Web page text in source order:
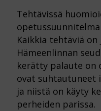
Tehtävissä
Kaikkia tehtäviä
Hämeenlinnan
kerätty palaute on
ovat suhtautuneet
ja niistä on käyty
perheiden parissa.